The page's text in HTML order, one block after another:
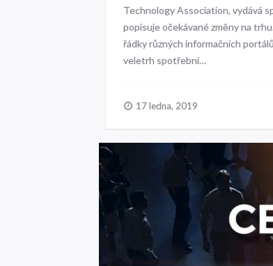
Technology Association, vydává
popisuje očekávané změny na
řádky různých informačních
veletrh spotřební…
17 ledna, 2019